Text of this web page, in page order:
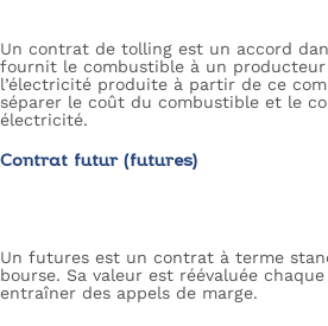
Un contrat de tolling est un accord
fournit le combustible à un
l’électricité produite à partir de ce
séparer le coût du combustible et le
électricité.
Contrat futur (futures)
Un futures est un contrat à terme
bourse. Sa valeur est réévaluée
entraîner des appels de marge.